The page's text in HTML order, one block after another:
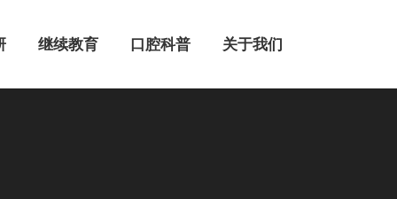
继续教育 口腔科普 关于我们